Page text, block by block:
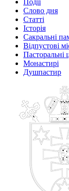
Слово дня
Статті
Історія
Сакральні
Відпустові
Пасторальні
Монастирі
Душпастир